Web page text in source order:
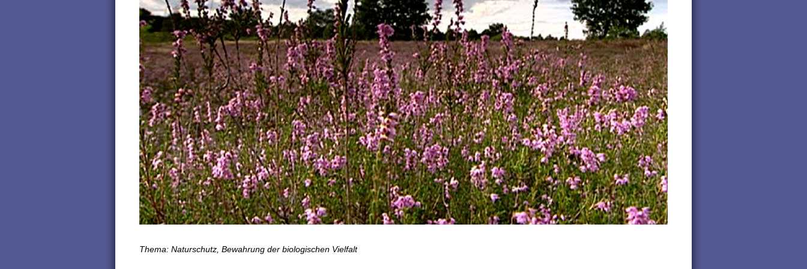
Thema: Naturschutz, Bewahrung der biologischen Vielfalt